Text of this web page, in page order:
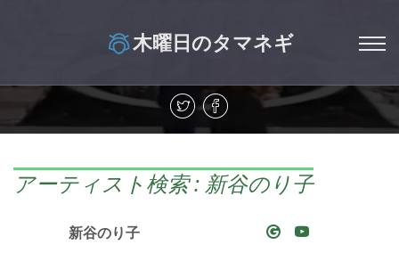
木曜日のタマネギ
アーティスト検索 : 新谷のり子
新谷のり子